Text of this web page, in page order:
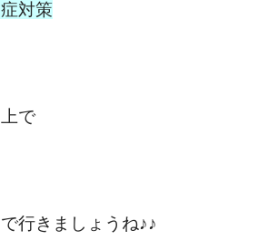
対策
で
行きましょうね♪♪